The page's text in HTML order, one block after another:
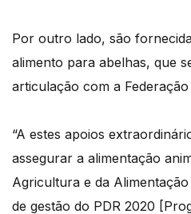
Por outro lado, são
alimento para abelhas, que
articulação com a
“A estes apoios
assegurar a alimentação
Agricultura e da
de gestão do PDR 2020